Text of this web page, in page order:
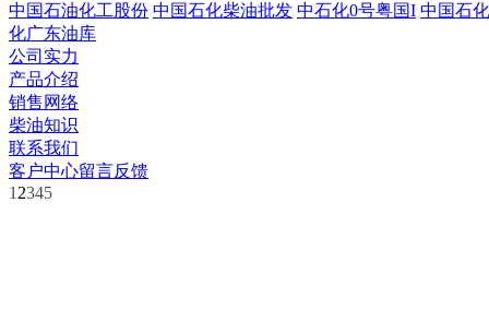
中国石油化工股份 中国石化柴油批发 中石化0号粤国I 中国石
化广东油库
公司实力
产品介绍
销售网络
柴油知识
联系我们
客户中心留言反馈
1 2345